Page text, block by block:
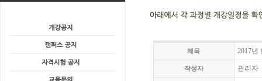
제목 2017년
작성자 관리자